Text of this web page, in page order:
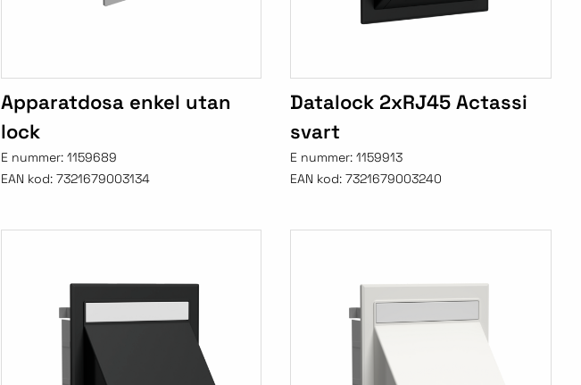
Apparatdosa enkel utan
lock
E nummer: 1159689
EAN kod: 7321679003134
Datalock 2xRJ45 Actassi
svart
E nummer:1159913
EAN kod: 7321679003240